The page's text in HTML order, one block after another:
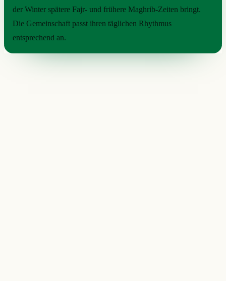
der Winter spätere Fajr- und frühere Maghrib-Zeiten bringt.
Die Gemeinschaft passt ihren täglichen Rhythmus
entsprechend an.